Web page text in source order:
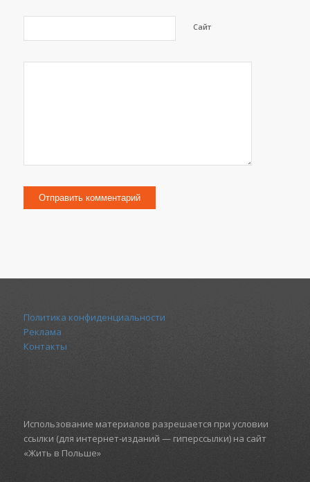
Сайт
Политика конфиденциальности
Реклама
Контакты
Использование материалов разрешается при условии
ссылки (для интернет-изданий — гиперссылки) на сайт
«Жить в Польше»